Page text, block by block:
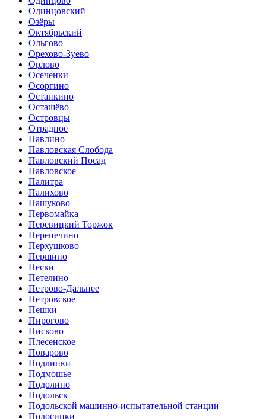
Одинцовский
Озёры
Октябрьский
Ольгово
Орехово-Зуево
Орлово
Осеченки
Осоргино
Останкино
Осташёво
Островцы
Отрадное
Павлино
Павловская Слобода
Павловский Посад
Павловское
Палитра
Палихово
Пашуково
Первомайка
Перевицкий Торжок
Перепечино
Перхушково
Першино
Пески
Петелино
Петрово-Дальнее
Петровское
Пешки
Пирогово
Писково
Плесенское
Поварово
Подлипки
Подмошье
Подолино
Подольск
Подольской машинно-испытательной станции
Подосинки